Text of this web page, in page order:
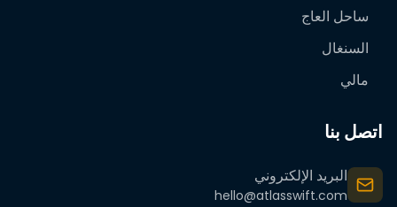
ساحل العاج
السنغال
مالي
اتصل بنا
البريد الإلكتروني
hello@atlasswift.com